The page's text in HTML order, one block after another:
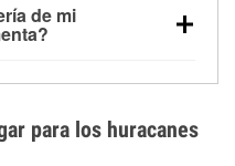
porque son
y más
de mi
el agua estancada y
respaldo son
para los huracanes